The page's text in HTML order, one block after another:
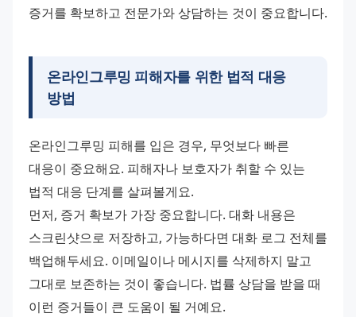
증거를 확보하고 전문가와 상담하는 것이 중요합니다.
온라인그루밍 피해자를 위한 법적 대응
방법
온라인그루밍 피해를 입은 경우, 무엇보다 빠른
대응이 중요해요. 피해자나 보호자가 취할 수 있는
법적 대응 단계를 살펴볼게요.
먼저, 증거 확보가 가장 중요합니다. 대화 내용은
스크린샷으로 저장하고, 가능하다면 대화 로그 전체를
백업해두세요. 이메일이나 메시지를 삭제하지 말고
그대로 보존하는 것이 좋습니다. 법률 상담을 받을 때
이런 증거들이 큰 도움이 될 거예요.